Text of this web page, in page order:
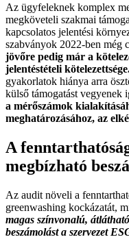
Az ügyfeleknek komplex
megköveteli szakmai
kapcsolatos jelentési
szabványok 2022-ben még
jövőre pedig már a
jelentéstételi
gyakorlatok hiánya arra
külső támogatást vegyenek
a mérőszámok
meghatározásához, az
A
megbízható
Az audit növeli a
greenwashing kockázatát,
magas színvonalú,
beszámolást a szervezet